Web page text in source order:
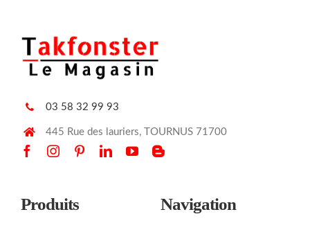
03 58 32 99 93
445 Rue des lauriers, TOURNUS 71700
Produits Navigation